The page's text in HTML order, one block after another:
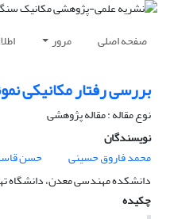
صفحه اصلی مرور
بررسی رفتار مکانیکی
نوع مقاله : مقاله پژوهشی
نویسندگان
محمد فاروق حسینی
حسن
دانشکده مهندسی معدن، دانشگاه
چکیده